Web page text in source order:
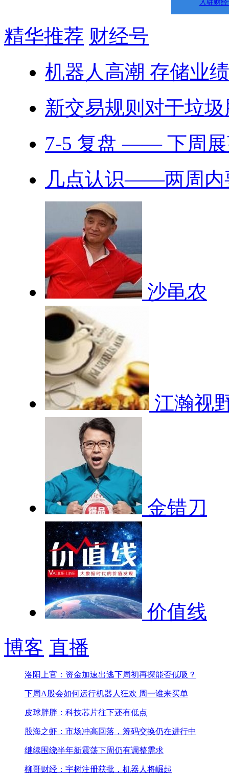
入驻财
精华推荐 财经号
机器人高潮 存储业
新交易规则对于垃
7-5 复盘 —— 下周展
几点认识——两周内
沙黾农
江瀚视
金错刀
价值线
博客 直播
洛阳上官：资金加速出逃下周初再探能否低吸？
下周A股会如何运行机器人狂欢 周一谁来买单
皮球胖胖：科技芯片往下还有低点
股海之虾：市场冲高回落，筹码交换仍在进行中
继续围绕半年新震荡下周仍有调整需求
柳哥财经：宇树注册获批，机器人将崛起